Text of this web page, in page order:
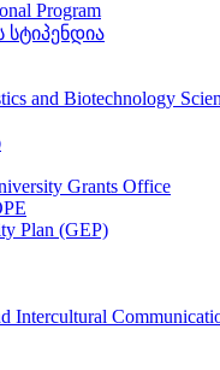
Program
სტიპენდია
and Biotechnology
Grants Office
Plan (GEP)
Intercultural